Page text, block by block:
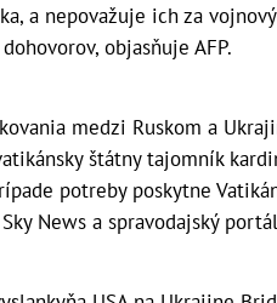
a nepovažuje ich za
objasňuje AFP.
medzi Ruskom a
štátny tajomník
potreby poskytne
News a spravodajský